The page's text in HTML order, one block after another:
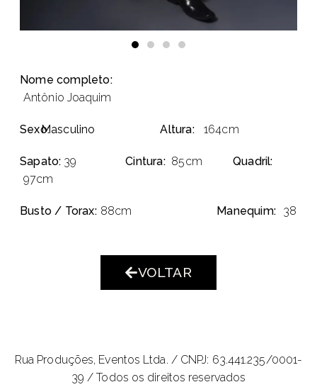
Nome completo:
Antônio Joaquim
Sexo:Masculino Altura: 164cm
Sapato: 39 Cintura: 85cm
Quadril:
97cm
Busto / Torax: 88cm Manequim: 38
VOLTAR
Rua Produções, Eventos Ltda. / CNPJ: 63.441.235/0001-
39 / Todos os direitos reservados